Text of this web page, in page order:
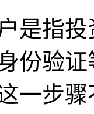
是指
份验
一步